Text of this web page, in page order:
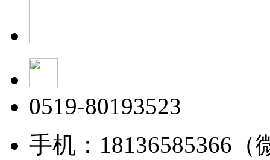
0519-80193523
手机：18136585366（